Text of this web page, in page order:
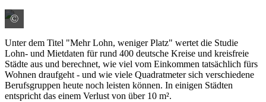
©
Unter dem Titel "Mehr Lohn, weniger Platz" wertet die Studie
Lohn- und Mietdaten für rund 400 deutsche Kreise und kreisfreie
Städte aus und berechnet, wie viel vom Einkommen tatsächlich fürs
Wohnen draufgeht - und wie viele Quadratmeter sich verschiedene
Berufsgruppen heute noch leisten können. In einigen Städten
entspricht das einem Verlust von über 10 m².